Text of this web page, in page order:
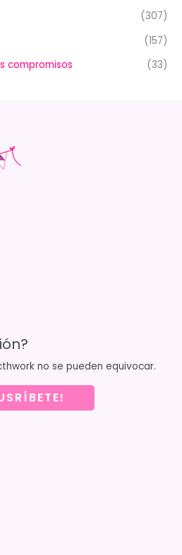
(307)
(157)
compromisos
(33)
no se pueden equivocar.